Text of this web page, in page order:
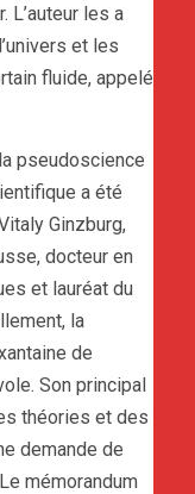
L’auteur les a
et les
fluide, appelé
pseudoscience
a été
Ginzburg,
docteur en
et lauréat du
la
de
Son principal
théories et des
demande de
mémorandum